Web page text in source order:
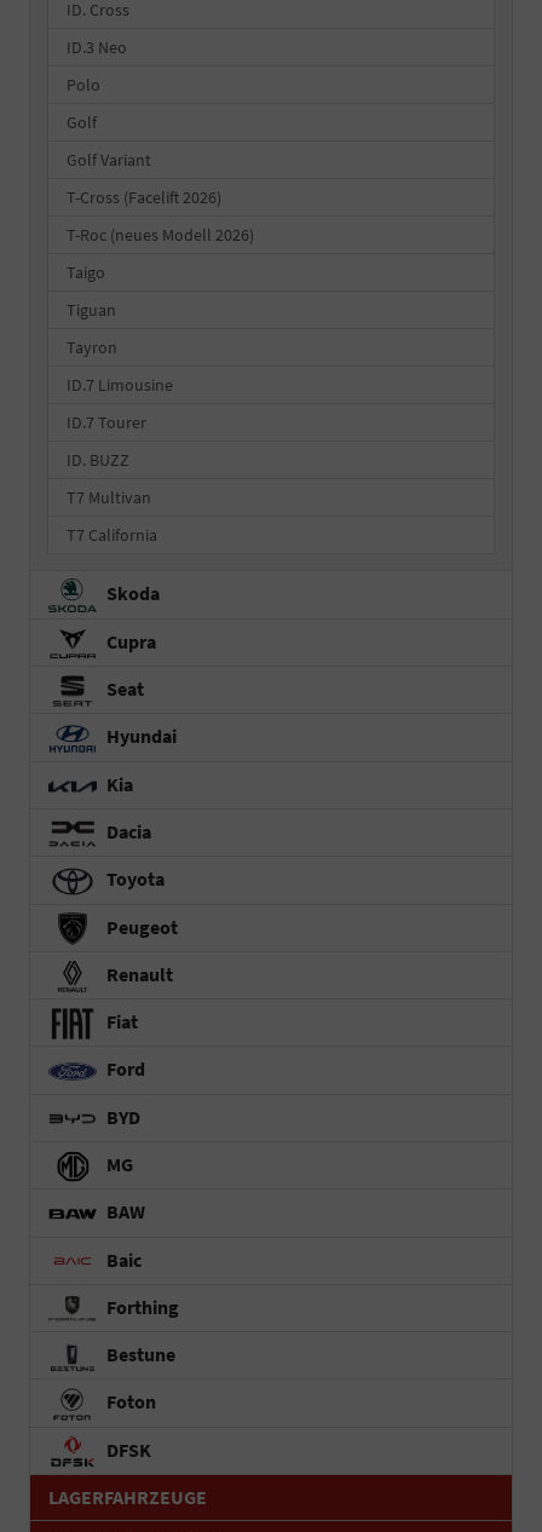
ID. Cross
ID.3 Neo
Polo
Golf
Golf Variant
T-Cross (Facelift 2026)
T-Roc (neues Modell 2026)
Taigo
Tiguan
Tayron
ID.7 Limousine
ID.7 Tourer
ID. BUZZ
T7 Multivan
T7 California
Skoda
Cupra
Seat
Hyundai
Kia
Dacia
Toyota
Peugeot
Renault
Fiat
Ford
BYD
MG
BAW
Baic
Forthing
Bestune
Foton
DFSK
LAGERFAHRZEUGE